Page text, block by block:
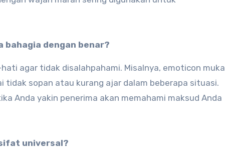
bahagia dengan benar?
agar tidak disalahpahami. Misalnya, emoticon muka
tidak sopan atau kurang ajar dalam beberapa situasi.
Anda yakin penerima akan memahami maksud Anda
universal?